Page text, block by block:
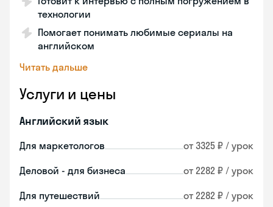
технологии
Помогает понимать любимые сериалы на
английском
Читать дальше
Услуги и цены
Английский язык
Для маркетологов от 3325 ₽ / урок
Деловой - для бизнеса от 2282 ₽ / урок
Для путешествий от 2282 ₽ / урок